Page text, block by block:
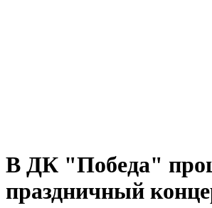
В ДК "Победа"
праздничный